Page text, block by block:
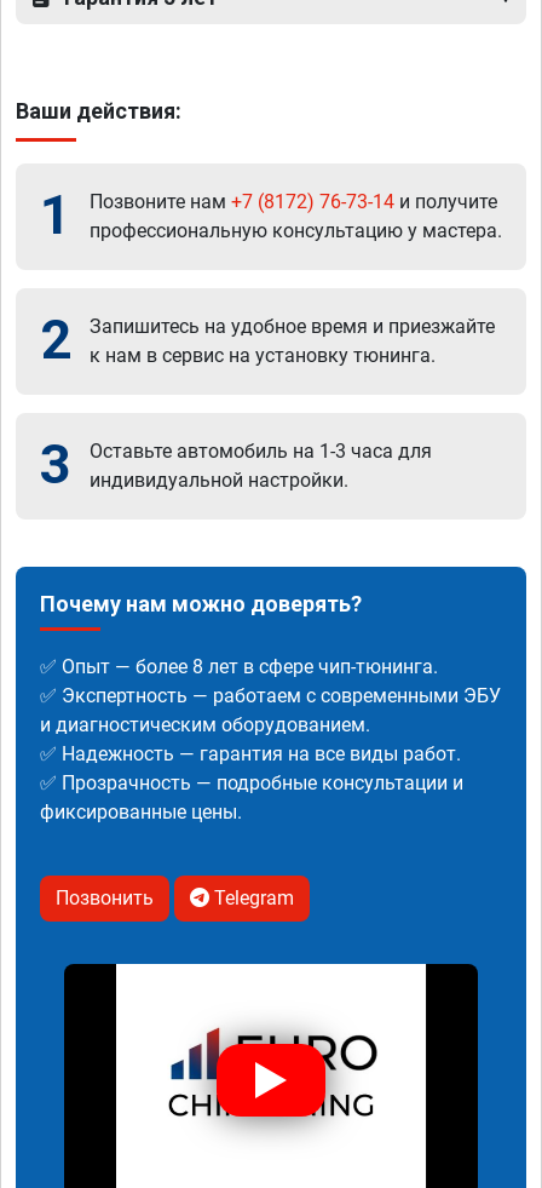
Ваши действия:
1 Позвоните нам +7 (8172) 76-73-14 и получите
профессиональную консультацию у мастера.
2
Запишитесь на удобное время и приезжайте
к нам в сервис на установку тюнинга.
3
Оставьте автомобиль на 1-3 часа для
индивидуальной настройки.
Почему нам можно доверять?
✅ Опыт — более 8 лет в сфере чип-тюнинга.
✅ Экспертность — работаем с современными ЭБУ
и диагностическим оборудованием.
✅ Надежность — гарантия на все виды работ.
✅ Прозрачность — подробные консультации и
фиксированные цены.
Позвонить Telegram